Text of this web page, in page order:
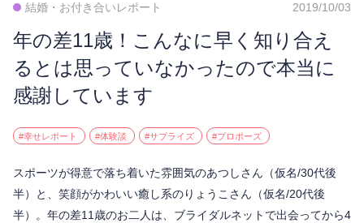
結婚・お付き合いレポート 2019/10/03
年の差11歳！こんなに早く知り合え
るとは思っていなかったので本当に
感謝しています
#幸せレポート #体験談 #サプライズ #プロポーズ
スポーツが得意で落ち着いた雰囲気のあつしさん（仮名/30代後
半）と、笑顔がかわいい癒し系のりょうこさん（仮名/20代後
半）。年の差11歳のお二人は、ブライダルネットで出会ってから4